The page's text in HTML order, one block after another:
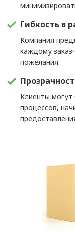
Гибкость в
Компания
каждому
пожелания.
Клиенты могут
процессов,